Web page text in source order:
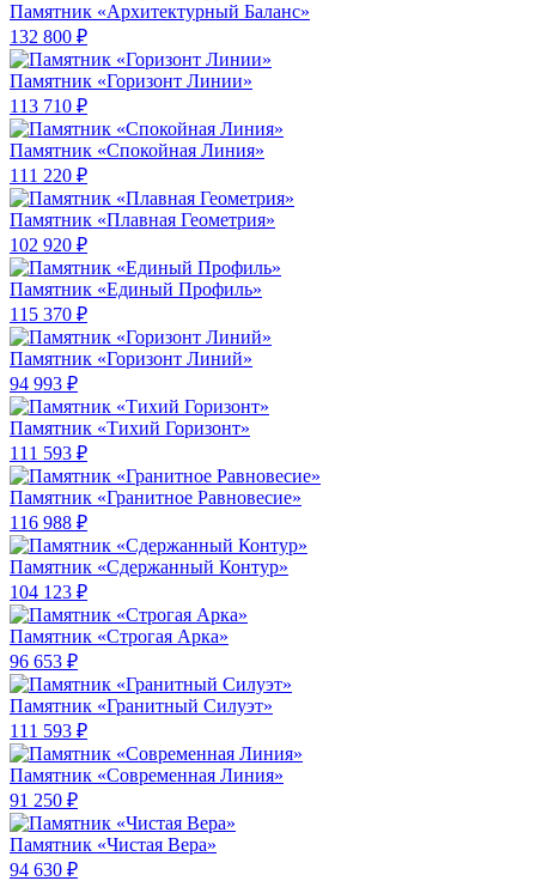
Памятник «Архитектурный Баланс»
132 800 ₽
Памятник «Горизонт Линии»
113 710 ₽
Памятник «Спокойная Линия»
111 220 ₽
Памятник «Плавная Геометрия»
102 920 ₽
Памятник «Единый Профиль»
115 370 ₽
Памятник «Горизонт Линий»
94 993 ₽
Памятник «Тихий Горизонт»
111 593 ₽
Памятник «Гранитное Равновесие»
116 988 ₽
Памятник «Сдержанный Контур»
104 123 ₽
Памятник «Строгая Арка»
96 653 ₽
Памятник «Гранитный Силуэт»
111 593 ₽
Памятник «Современная Линия»
91 250 ₽
Памятник «Чистая Вера»
94 630 ₽